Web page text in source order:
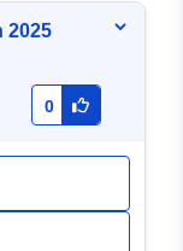
2025
0